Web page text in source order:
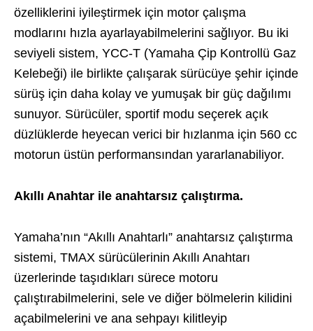
özelliklerini iyileştirmek için motor çalışma
modlarını hızla ayarlayabilmelerini sağlıyor. Bu iki
seviyeli sistem, YCC-T (Yamaha Çip Kontrollü Gaz
Kelebeği) ile birlikte çalışarak sürücüye şehir içinde
sürüş için daha kolay ve yumuşak bir güç dağılımı
sunuyor. Sürücüler, sportif modu seçerek açık
düzlüklerde heyecan verici bir hızlanma için 560 cc
motorun üstün performansından yararlanabiliyor.
Akıllı Anahtar ile anahtarsız çalıştırma.
Yamaha’nın “Akıllı Anahtarlı” anahtarsız çalıştırma
sistemi, TMAX sürücülerinin Akıllı Anahtarı
üzerlerinde taşıdıkları sürece motoru
çalıştırabilmelerini, sele ve diğer bölmelerin kilidini
açabilmelerini ve ana sehpayı kilitleyip